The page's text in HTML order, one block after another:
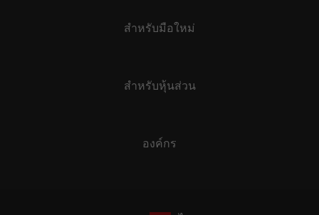
สำหรับมือใหม่
สำหรับหุ้นส่วน
องค์กร